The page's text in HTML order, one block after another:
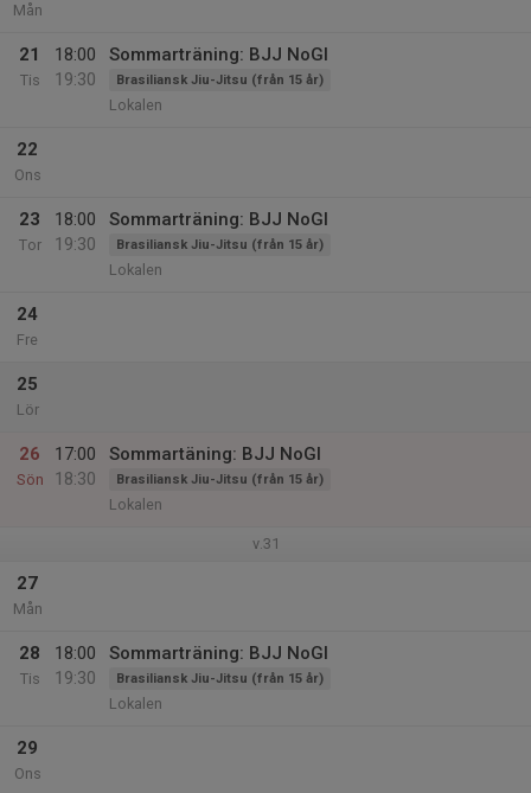
Mån
21
Tis
18:00
19:30
Sommarträning: BJJ NoGI
Brasiliansk Jiu-Jitsu (från 15 år)
Lokalen
22
Ons
23
Tor
18:00
19:30
Sommarträning: BJJ NoGI
Brasiliansk Jiu-Jitsu (från 15 år)
Lokalen
24
Fre
25
Lör
26
Sön
17:00
18:30
Sommartäning: BJJ NoGI
Brasiliansk Jiu-Jitsu (från 15 år)
Lokalen
v.31
27
Mån
28
Tis
18:00
19:30
Sommarträning: BJJ NoGI
Brasiliansk Jiu-Jitsu (från 15 år)
Lokalen
29
Ons